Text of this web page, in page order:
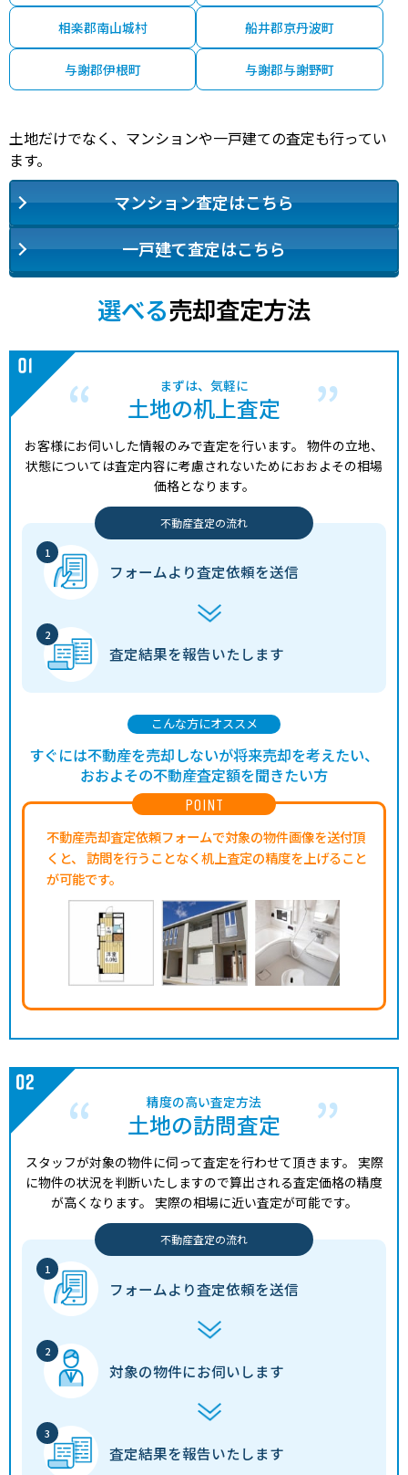
相楽郡南山城村 船井郡京丹波町
与謝郡伊根町 与謝郡与謝野町
土地だけでなく、マンションや一戸建ての査定も行ってい
ます。
マンション査定はこちら
一戸建て査定はこちら
選べる売却査定方法
まずは、気軽に
土地の机上査定
お客様にお伺いした情報のみで査定を行います。 物件の立地、
状態については査定内容に考慮されないためにおおよその相場
価格となります。
不動産査定の流れ
フォームより査定依頼を送信
査定結果を報告いたします
POINT
不動産売却査定依頼フォームで対象の物件画像を送付頂
くと、
訪問を行うことなく机上査定の精度を上げること
が可能です。
こんな方にオススメ
すぐには不動産を売却しないが将来売却を考えたい、
おおよその不動産査定額を聞きたい方
精度の高い査定方法
土地の訪問査定
スタッフが対象の物件に伺って査定を行わせて頂きます。 実際
に物件の状況を判断いたしますので算出される査定価格の精度
が高くなります。 実際の相場に近い査定が可能です。
不動産査定の流れ
フォームより査定依頼を送信
対象の物件にお伺いします
査定結果を報告いたします